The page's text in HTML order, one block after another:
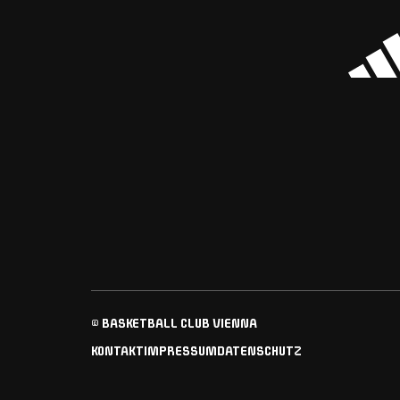
© BASKETBALL CLUB VIENNA
KONTAKTIMPRESSUMDATENSCHUTZ